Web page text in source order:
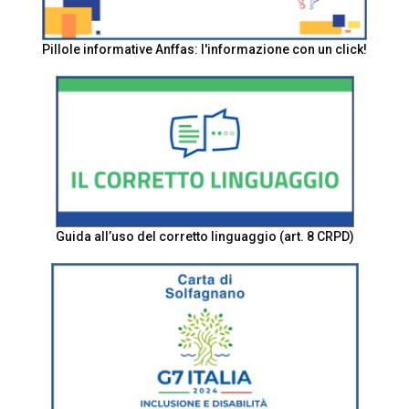
Pillole informative Anffas: l'informazione con un click!
Guida all’uso del corretto linguaggio (art. 8 CRPD)